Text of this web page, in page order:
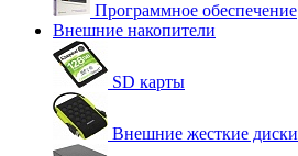
Программное обеспечение
Внешние накопители
SD карты
Внешние жесткие диски